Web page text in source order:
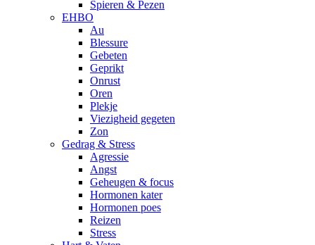
Spieren & Pezen
EHBO
Au
Blessure
Gebeten
Geprikt
Onrust
Oren
Plekje
Viezigheid gegeten
Zon
Gedrag & Stress
Agressie
Angst
Geheugen & focus
Hormonen kater
Hormonen poes
Reizen
Stress